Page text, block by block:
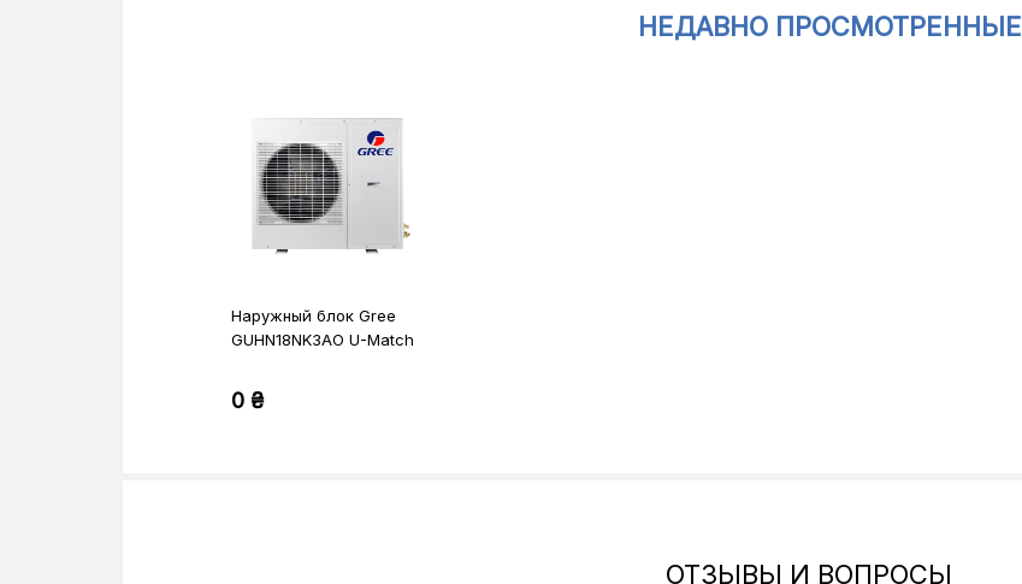
НЕДАВНО ПРОСМОТРЕННЫЕ
Наружный блок Gree
GUHN18NK3AO U-Match
0 ₴
ОТЗЫВЫ И ВОПРОСЫ